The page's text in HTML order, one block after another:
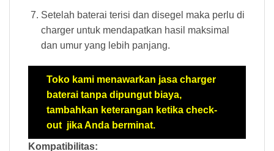
Setelah baterai terisi dan disegel maka perlu di
charger untuk mendapatkan hasil maksimal
dan umur yang lebih panjang.
Toko kami menawarkan jasa charger
baterai tanpa dipungut biaya,
tambahkan keterangan ketika check-
out jika Anda berminat.
Kompatibilitas: